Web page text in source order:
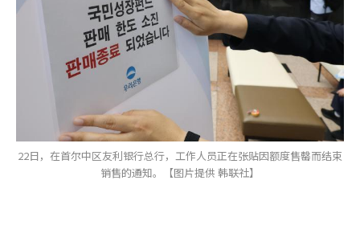
22日，在首尔中区友利银行总行，工作人员正在张贴因额度售罄而结束
销售的通知。【图片提供 韩联社】